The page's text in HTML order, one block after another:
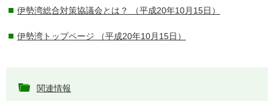
伊勢湾総合対策協議会とは？ （平成20年10月15日）
伊勢湾トップページ （平成20年10月15日）
関連情報